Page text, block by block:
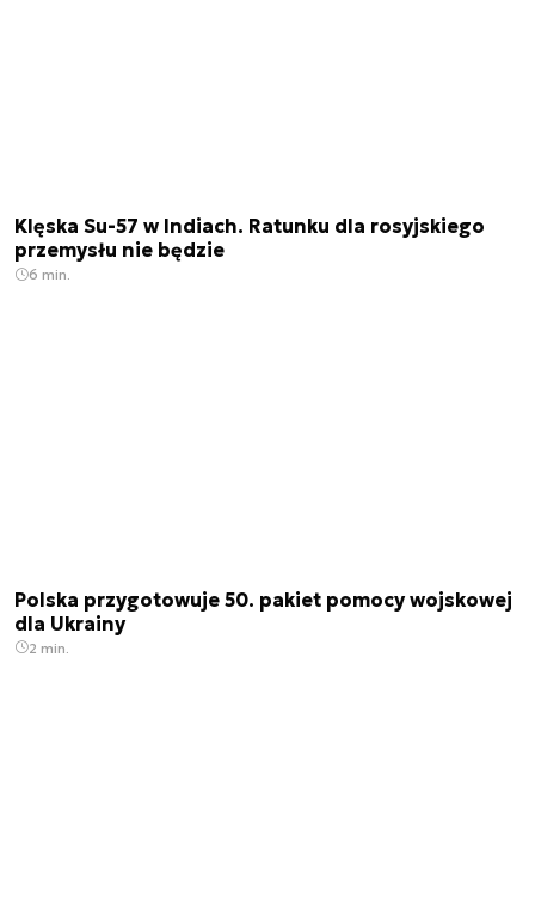
Klęska Su-57 w Indiach. Ratunku dla rosyjskiego
przemysłu nie będzie
6 min.
Polska przygotowuje 50. pakiet pomocy wojskowej
dla Ukrainy
2 min.